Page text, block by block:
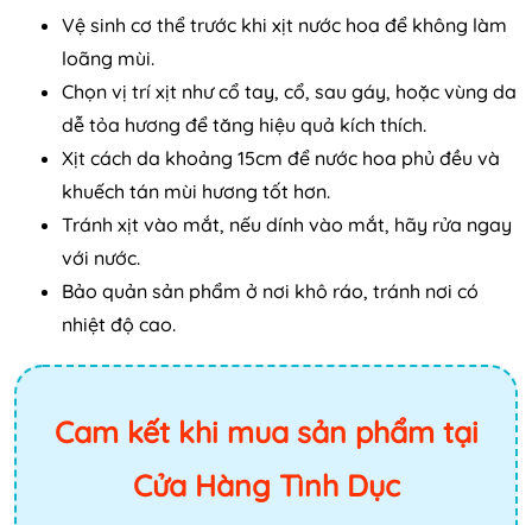
Vệ sinh cơ thể trước khi xịt nước hoa để không làm
loãng mùi.
Chọn vị trí xịt như cổ tay, cổ, sau gáy, hoặc vùng da
dễ tỏa hương để tăng hiệu quả kích thích.
Xịt cách da khoảng 15cm để nước hoa phủ đều và
khuếch tán mùi hương tốt hơn.
Tránh xịt vào mắt, nếu dính vào mắt, hãy rửa ngay
với nước.
Bảo quản sản phẩm ở nơi khô ráo, tránh nơi có
nhiệt độ cao.
Cam kết khi mua sản phẩm tại
Cửa Hàng Tình Dục